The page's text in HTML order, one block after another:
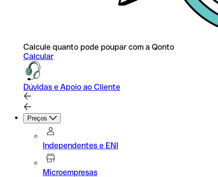
Calcule quanto pode poupar com a Qonto
Calcular
Dúvidas e Apoio ao Cliente
Preços
Independentes e ENI
Microempresas